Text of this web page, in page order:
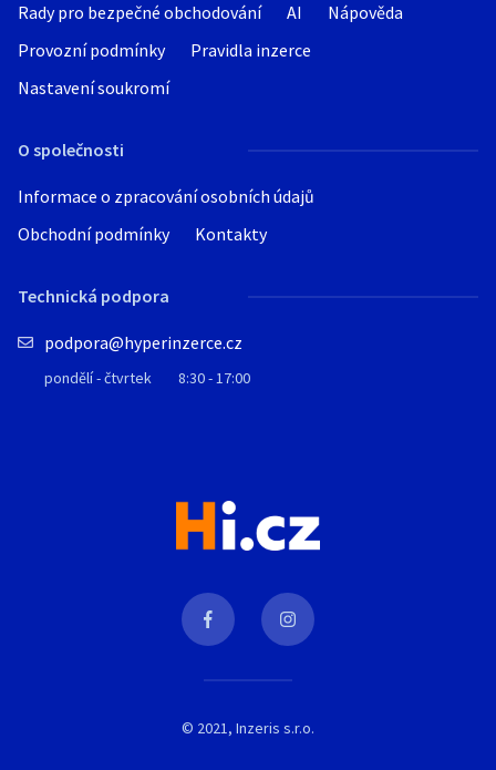
Rady pro bezpečné obchodování
AI
Nápověda
Provozní podmínky
Pravidla inzerce
Nastavení soukromí
O společnosti
Informace o zpracování osobních údajů
Obchodní podmínky
Kontakty
Technická podpora
podpora@hyperinzerce.cz
pondělí - čtvrtek 8:30 - 17:00
© 2021, Inzeris s.r.o.